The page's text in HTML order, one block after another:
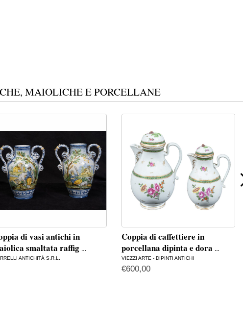
MAIOLICHE E PORCELLANE
di vasi antichi in
smaltata raffig …
ANTICHITÀ S.R.L.
Coppia di caffettiere in
porcellana dipinta e dora …
VIEZZI ARTE - DIPINTI ANTICHI
€600,00